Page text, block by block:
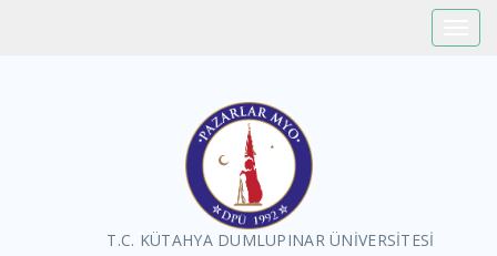
T.C. KÜTAHYA DUMLUPINAR ÜNİVERSİTESİ